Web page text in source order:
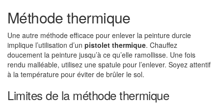
Méthode thermique
Une autre méthode efficace pour enlever la peinture durcie
implique l’utilisation d’un pistolet thermique. Chauffez
doucement la peinture jusqu’à ce qu’elle ramollisse. Une fois
rendu malléable, utilisez une spatule pour l’enlever. Soyez attentif
à la température pour éviter de brûler le sol.
Limites de la méthode thermique